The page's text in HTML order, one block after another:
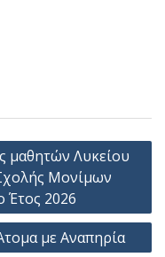
μαθητών Λυκείου
Μονίμων
Έτος 2026
με Αναπηρία